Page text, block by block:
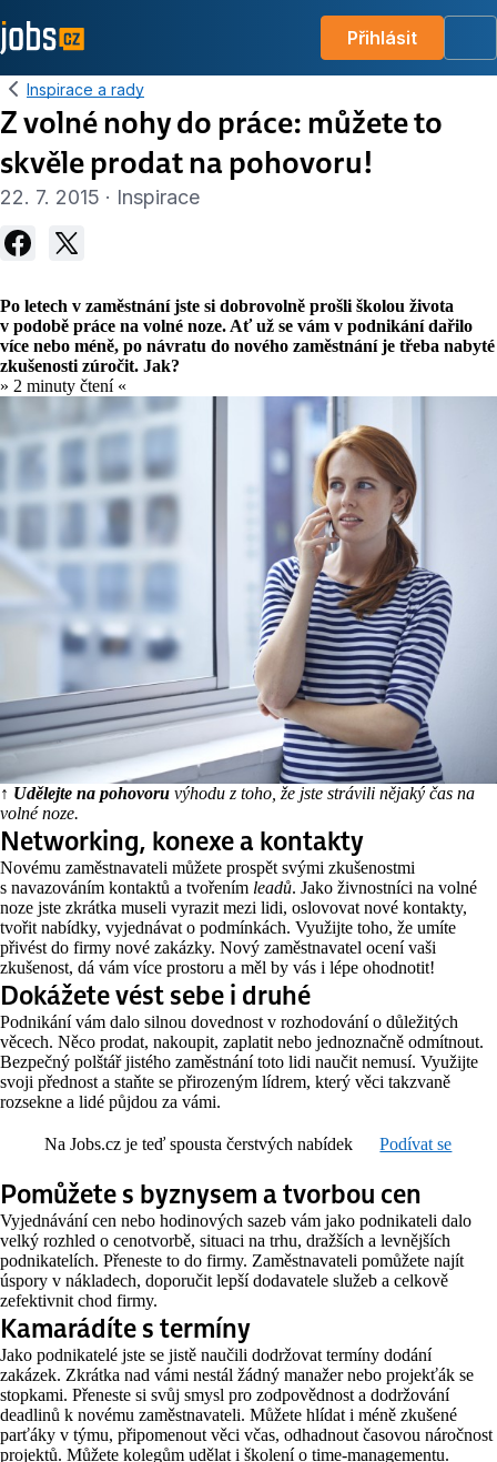
Přihlásit
Inspirace a rady
Z volné nohy do práce: můžete to
skvěle prodat na pohovoru!
22. 7. 2015 · Inspirace
Po letech v zaměstnání jste si dobrovolně prošli školou života
v podobě práce na volné noze. Ať už se vám v podnikání dařilo
více nebo méně, po návratu do nového zaměstnání je třeba nabyté
zkušenosti zúročit. Jak?
» 2 minuty čtení «
↑ Udělejte na pohovoru výhodu z toho, že jste strávili nějaký čas na
volné noze.
Networking, konexe a kontakty
Novému zaměstnavateli můžete prospět svými zkušenostmi
s navazováním kontaktů a tvořením leadů. Jako živnostníci na volné
noze jste zkrátka museli vyrazit mezi lidi, oslovovat nové kontakty,
tvořit nabídky, vyjednávat o podmínkách. Využijte toho, že umíte
přivést do firmy nové zakázky. Nový zaměstnavatel ocení vaši
zkušenost, dá vám více prostoru a měl by vás i lépe ohodnotit!
Dokážete vést sebe i druhé
Podnikání vám dalo silnou dovednost v rozhodování o důležitých
věcech. Něco prodat, nakoupit, zaplatit nebo jednoznačně odmítnout.
Bezpečný polštář jistého zaměstnání toto lidi naučit nemusí. Využijte
svoji přednost a staňte se přirozeným lídrem, který věci takzvaně
rozsekne a lidé půjdou za vámi.
Na Jobs.cz je teď spousta čerstvých nabídekPodívat se
Pomůžete s byznysem a tvorbou cen
Vyjednávání cen nebo hodinových sazeb vám jako podnikateli dalo
velký rozhled o cenotvorbě, situaci na trhu, dražších a levnějších
podnikatelích. Přeneste to do firmy. Zaměstnavateli pomůžete najít
úspory v nákladech, doporučit lepší dodavatele služeb a celkově
zefektivnit chod firmy.
Kamarádíte s termíny
Jako podnikatelé jste se jistě naučili dodržovat termíny dodání
zakázek. Zkrátka nad vámi nestál žádný manažer nebo projekťák se
stopkami. Přeneste si svůj smysl pro zodpovědnost a dodržování
deadlinů k novému zaměstnavateli. Můžete hlídat i méně zkušené
parťáky v týmu, připomenout věci včas, odhadnout časovou náročnost
projektů. Můžete kolegům udělat i školení o time-managementu.